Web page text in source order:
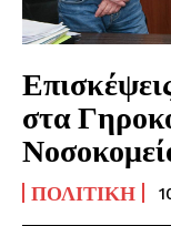
στα
ΠΟΛΙΤΙΚΉ